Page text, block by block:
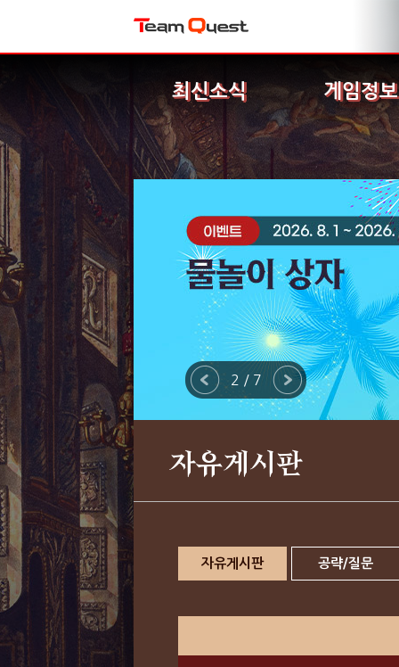
최신소식 게임정보
2 / 7
자유게시판
자유게시판 공략/질문